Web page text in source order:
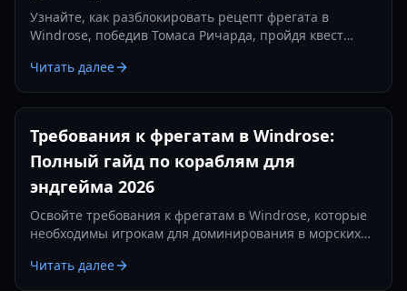
Узнайте, как разблокировать рецепт фрегата в
Windrose, победив Томаса Ричарда, пройдя квест
изготовив железные слитки.
Читать далее
Требования к фрегатам в Windrose:
Полный гайд по кораблям для
эндгейма 2026
Освойте требования к фрегатам в Windrose, которые
необходимы игрокам для доминирования в морских
предметах защиты и тактиках на 2026 год.
Читать далее